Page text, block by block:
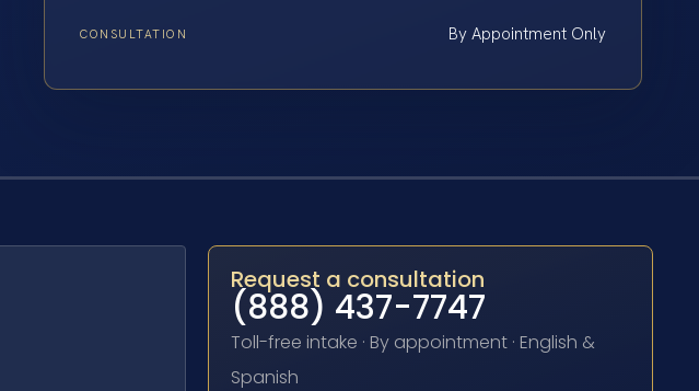
CONSULTATION By Appointment Only
Request a consultation
(888) 437-7747
Toll-free intake · By appointment · English &
Spanish